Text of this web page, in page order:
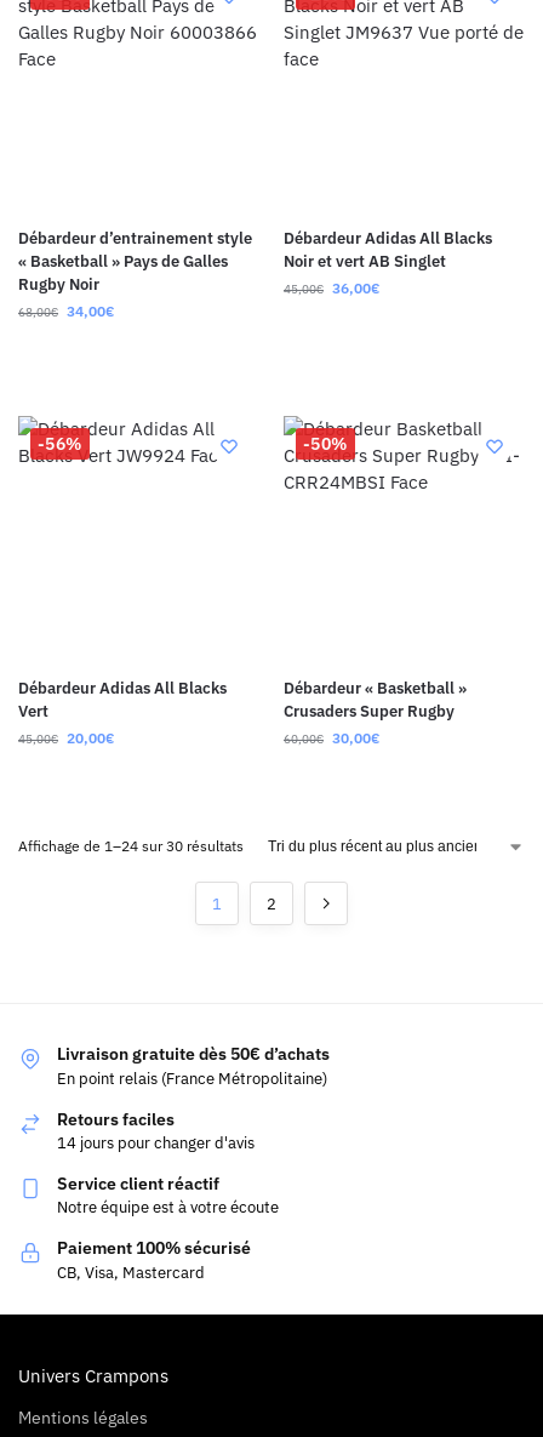
Débardeur d’entrainement style
« Basketball » Pays de Galles
Rugby Noir
68,00€ 34,00€
Débardeur Adidas All Blacks
Noir et vert AB Singlet
45,00€ 36,00€
-56%
Débardeur Adidas All Blacks
Vert
45,00€ 20,00€
-50%
Débardeur « Basketball »
Crusaders Super Rugby
60,00€ 30,00€
Affichage de 1–24 sur 30 résultats
1 2
Livraison gratuite dès 50€ d’achats
En point relais (France Métropolitaine)
Retours faciles
14 jours pour changer d'avis
Service client réactif
Notre équipe est à votre écoute
Paiement 100% sécurisé
CB, Visa, Mastercard
Univers Crampons
Mentions légales